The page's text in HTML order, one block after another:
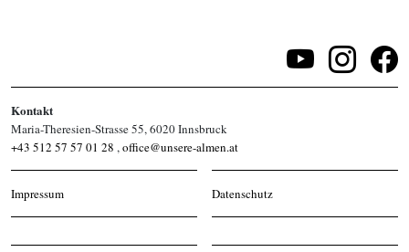
Kontakt
Maria-Theresien-Strasse 55, 6020 Innsbruck
+43 512 57 57 01 28 ,office@unsere-almen.at
Impressum Datenschutz